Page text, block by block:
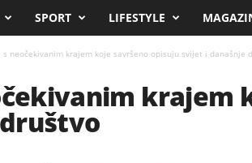
SPORT LIFESTYLE
neočekivanim krajem koje savršeno opisuju svijet i današnje
krajem